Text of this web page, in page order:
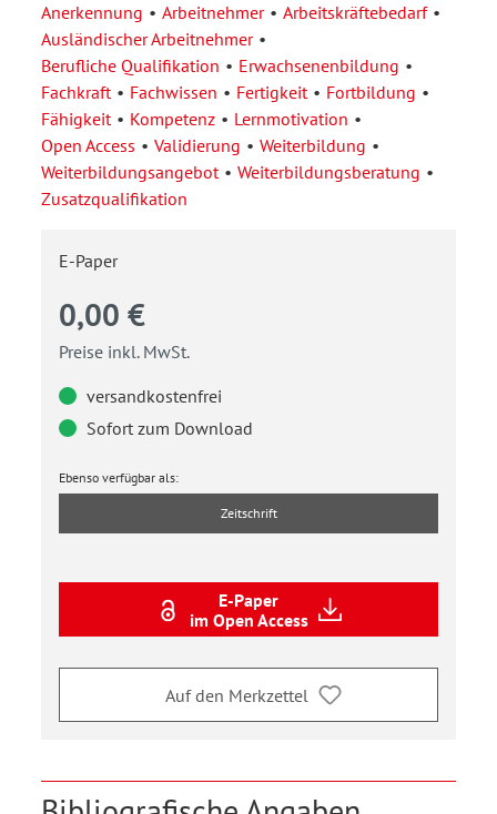
Anerkennung Arbeitnehmer
Arbeitskräftebedarf
Ausländischer Arbeitnehmer
Berufliche Qualifikation
Erwachsenenbildung
Fachkraft
Fachwissen Fertigkeit
Fortbildung
Fähigkeit
Kompetenz
Lernmotivation
Open Access
Validierung
Weiterbildung
Weiterbildungsangebot
Weiterbildungsberatung
Zusatzqualifikation
E-Paper
0,00 €
Preise inkl. MwSt.
versandkostenfrei
Sofort zum Download
Ebenso verfügbar als:
Zeitschrift
E-Paper
im Open Access
Auf den Merkzettel